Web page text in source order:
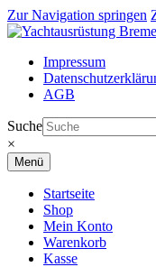
Zur Navigation springen
Impressum
AGB
Suche
×
Menü
Startseite
Shop
Mein Konto
Warenkorb
Kasse